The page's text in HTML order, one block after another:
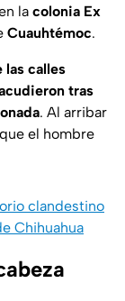
la colonia Ex
Cuauhtémoc.
las calles
tras
. Al arribar
el hombre
clandestino
Chihuahua